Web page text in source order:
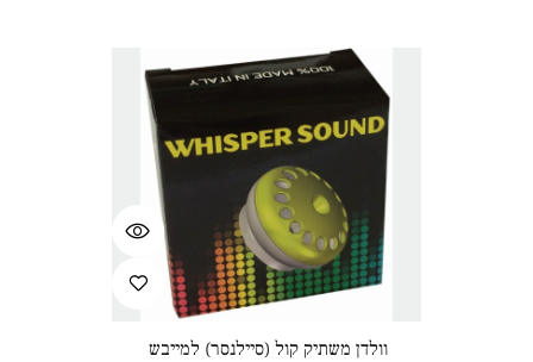
וולדן משתיק קול (סיילנסר) למייבש